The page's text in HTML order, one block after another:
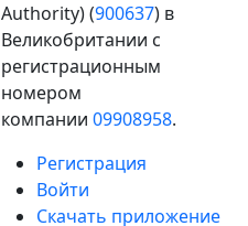
Authority) (900637) в
Великобритании с
регистрационным
номером
компании 09908958.
Регистрация
Войти
Скачать приложение